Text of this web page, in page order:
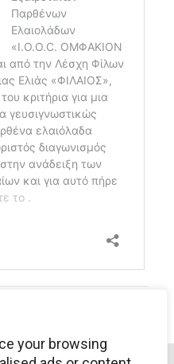
your browsing